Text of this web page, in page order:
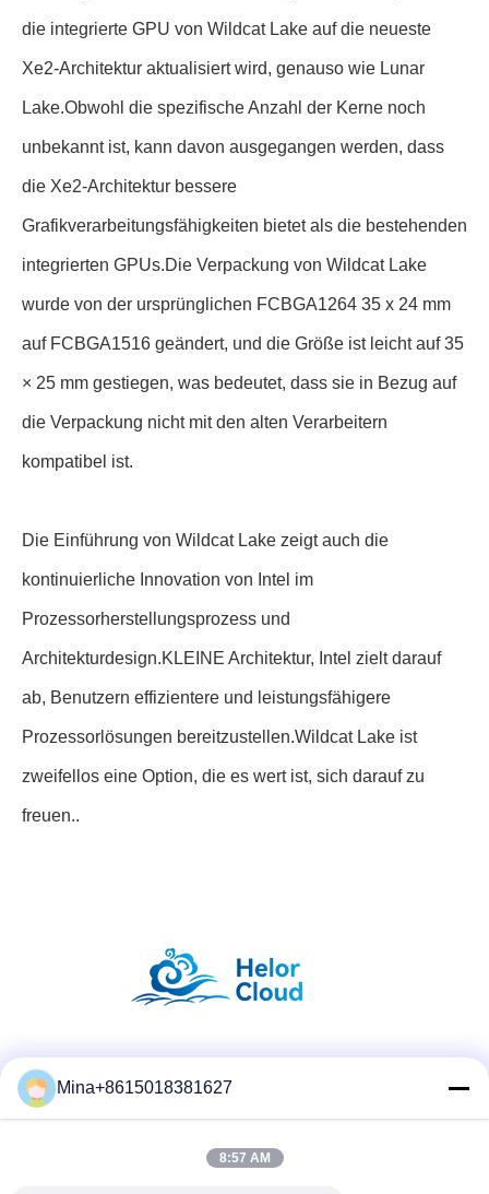
die integrierte GPU von Wildcat Lake auf die neueste
Xe2-Architektur aktualisiert wird, genauso wie Lunar
Lake.Obwohl die spezifische Anzahl der Kerne noch
unbekannt ist, kann davon ausgegangen werden, dass
die Xe2-Architektur bessere
Grafikverarbeitungsfähigkeiten bietet als die bestehenden
integrierten GPUs.Die Verpackung von Wildcat Lake
wurde von der ursprünglichen FCBGA1264 35 x 24 mm
auf FCBGA1516 geändert, und die Größe ist leicht auf 35
× 25 mm gestiegen, was bedeutet, dass sie in Bezug auf
die Verpackung nicht mit den alten Verarbeitern
kompatibel ist.
Die Einführung von Wildcat Lake zeigt auch die
kontinuierliche Innovation von Intel im
Prozessorherstellungsprozess und
Architekturdesign.KLEINE Architektur, Intel zielt darauf
ab, Benutzern effizientere und leistungsfähigere
Prozessorlösungen bereitzustellen.Wildcat Lake ist
zweifellos eine Option, die es wert ist, sich darauf zu
freuen..
Schneller Kontakt
Mina+8615018381627
8:57 AM